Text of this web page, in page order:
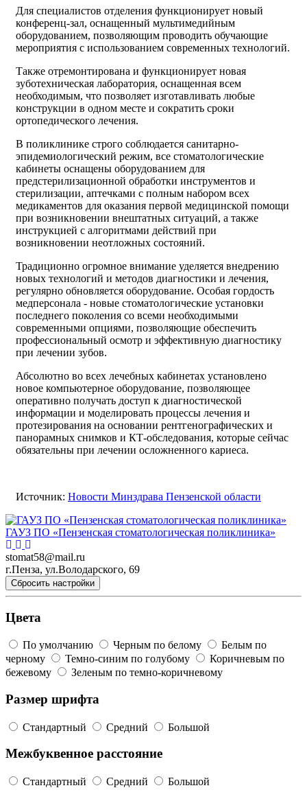
Для специалистов отделения функционирует новый
конференц-зал, оснащенный мультимедийным
оборудованием, позволяющим проводить обучающие
мероприятия с использованием современных технологий.
Также отремонтирована и функционирует новая
зуботехническая лаборатория, оснащенная всем
необходимым, что позволяет изготавливать любые
конструкции в одном месте и сократить сроки
ортопедического лечения.
В поликлинике строго соблюдается санитарно-
эпидемиологический режим, все стоматологические
кабинеты оснащены оборудованием для
предстерилизационной обработки инструментов и
стерилизации, аптечками с полным набором всех
медикаментов для оказания первой медицинской помощи
при возникновении внештатных ситуаций, а также
инструкцией с алгоритмами действий при
возникновении неотложных состояний.
Традиционно огромное внимание уделяется внедрению
новых технологий и методов диагностики и лечения,
регулярно обновляется оборудование. Особая гордость
медперсонала - новые стоматологические установки
последнего поколения со всеми необходимыми
современными опциями, позволяющие обеспечить
профессиональный осмотр и эффективную диагностику
при лечении зубов.
Абсолютно во всех лечебных кабинетах установлено
новое компьютерное оборудование, позволяющее
оперативно получать доступ к диагностической
информации и моделировать процессы лечения и
протезирования на основании рентгенографических и
панорамных снимков и КТ-обследования, которые сейчас
обязательны при лечении осложненного кариеса.
Источник: Новости Минздрава Пензенской области
ГАУЗ ПО «Пензенская стоматологическая поликлиника»
stomat58@mail.ru
г.Пенза, ул.Володарского, 69
Сбросить настройки
Цвета
По умолчанию Черным по белому
Белым по
черному
Темно-синим по голубому
Коричневым по
бежевому
Зеленым по темно-коричневому
Размер шрифта
Стандартный Средний Большой
Межбуквенное расстояние
Стандартный Средний Большой